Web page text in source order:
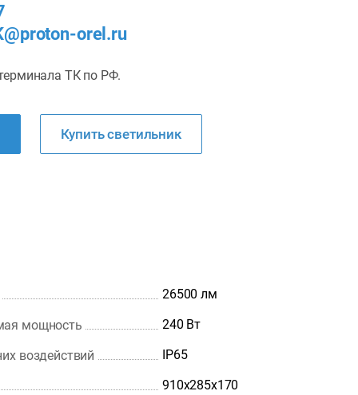
orel.ru
ТК по РФ.
Купить светильник
26500 лм
мощность 240 Вт
воздействий
IP65
910х285х170